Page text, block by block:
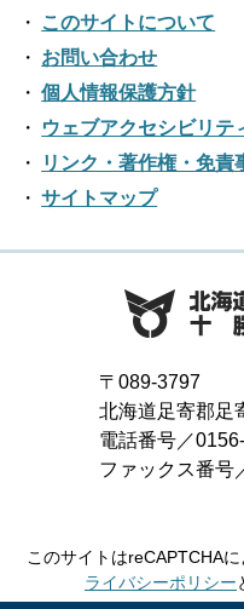
2024年01月
2023年02月
2023年01月
2022年03月
2022年02月
2021年04月
2021年03月
2021年02月
2021年01月
2020年05月
2020年04月
2020年03月
2019年07月
2019年06月
2019年05月
2019年02月
2019年01月
2018年08月
2018年07月
2018年06月
2018年05月
2018年04月
2018年03月
2018年01月
2017年08月
2017年07月
2017年06月
2017年05月
2017年04月
2017年02月
2017年01月
2016年10月
2016年09月
2016年08月
2016年05月
2016年04月
2016年03月
このサイトについて
お問い合わせ
個人情報保護方針
ウェブアクセシビリテ
リンク・著作権・免責
サイトマップ
〒089-3797
北海道足寄郡足
電話番号／
ファックス番号
このサイトはreCAPTCHA
ライバシーポリシー